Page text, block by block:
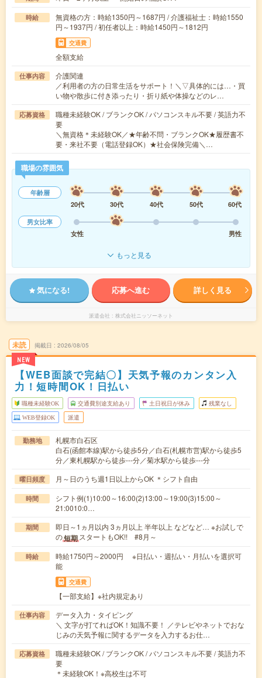
時給
無資格の方：時給1350円～1687円 / 介護福祉士：時給1550
円～1937円 / 初任者以上：時給1450円～1812円
交通費
全額支給
仕事内容
介護関連
／利用者の方の日常生活をサポート！＼▽具体的には…・買
い物や散歩に付き添ったり・折り紙や体操などのレ…
応募資格
職種未経験OK / ブランクOK / パソコンスキル不要 / 英語力不
要
＼無資格＊未経験OK／★年齢不問・ブランクOK★履歴書不
要・来社不要（電話登録OK）★社会保険完備＼…
職場の雰囲気
年齢層
20代
30代 40代 50代
60代
男女比率
女性
男性
もっと見る
気になる! 応募へ進む 詳しく見る
派遣会社 株式会社ニッソーネット
未読
NEW
掲載日 2026/08/05
【WEB面談で完結〇】天気予報のカンタン入
力！短時間OK！日払い
職種未経験OK 交通費別途支給あり 土日祝日が休み 残業なし
WEB登録OK 派遣
勤務地
札幌市白石区
白石(函館本線)駅から徒歩5分／白石(札幌市営)駅から徒歩5
分／東札幌駅から徒歩---分／菊水駅から徒歩---分
曜日頻度 月～日のうち週1日以上からOK ＊シフト自由
時間
シフト例(1)10:00～16:00(2)13:00～19:00(3)15:00～
21:0010:0…
期間
即日～1ヵ月以内 3ヵ月以上 半年以上 などなど… ※お試しで
の短期 スタートもOK!! #8月～
時給
時給1750円～2000円 ※日払い・週払い・月払いを選択可
能
交通費
【一部支給】※社内規定あり
仕事内容
データ入力・タイピング
＼ 文字が打てればOK！知識不要！ ／テレビやネットでおな
じみの天気予報に関するデータを入力するお仕…
応募資格
職種未経験OK / ブランクOK / パソコンスキル不要 / 英語力不
要
＊未経験OK！※高校生は不可